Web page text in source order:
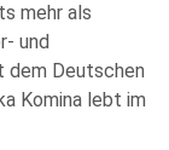
mehr als
und
dem Deutschen
Komina lebt im